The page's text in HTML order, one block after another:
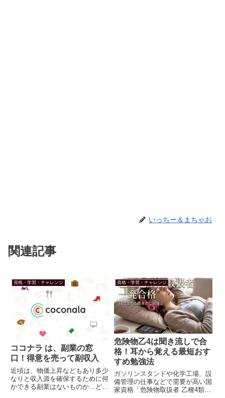
いっちー＆まちゃお
関連記事
資格・学習・チャレンジ
ココナラ は、副業の窓
口！得意を売って副収入
近頃は、物価上昇などもあり多少
なりと収入源を確保するために何
かできる副業はないものか…どう
資格・学習・チャレンジ
危険物乙4は聞き流しで合
格！耳から覚える最短おす
すめ勉強法
ガソリンスタンドや化学工場、設
備管理の仕事などで需要が高い国
家資格「危険物取扱者 乙種4類